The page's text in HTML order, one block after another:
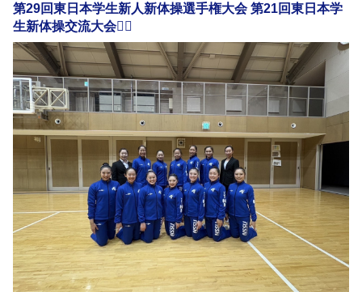
第29回東日本学生新人新体操選手権大会 第21回東日本学
生新体操交流大会🧚‍♀️